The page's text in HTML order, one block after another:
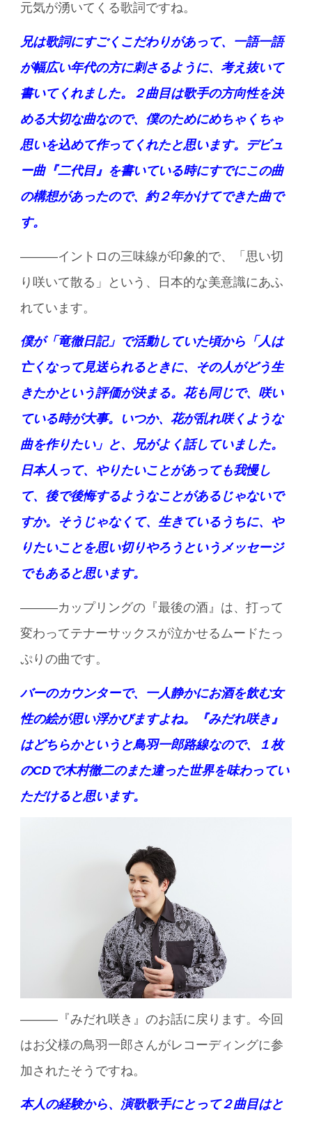
元気が湧いてくる歌詞ですね。
兄は歌詞にすごくこだわりがあって、一語一語
が幅広い年代の方に刺さるように、考え抜いて
書いてくれました。２曲目は歌手の方向性を決
める大切な曲なので、僕のためにめちゃくちゃ
思いを込めて作ってくれたと思います。デビュ
ー曲『二代目』を書いている時にすでにこの曲
の構想があったので、約２年かけてできた曲で
す。
———イントロの三味線が印象的で、「思い切
り咲いて散る」という、日本的な美意識にあふ
れています。
僕が「竜徹日記」で活動していた頃から「人は
亡くなって見送られるときに、その人がどう生
きたかという評価が決まる。花も同じで、咲い
ている時が大事。いつか、花が乱れ咲くような
曲を作りたい」と、兄がよく話していました。
日本人って、やりたいことがあっても我慢し
て、後で後悔するようなことがあるじゃないで
すか。そうじゃなくて、生きているうちに、や
りたいことを思い切りやろうというメッセージ
でもあると思います。
———カップリングの『最後の酒』は、打って
変わってテナーサックスが泣かせるムードたっ
ぷりの曲です。
バーのカウンターで、一人静かにお酒を飲む女
性の絵が思い浮かびますよね。『みだれ咲き』
はどちらかというと鳥羽一郎路線なので、１枚
のCDで木村徹二のまた違った世界を味わってい
ただけると思います。
———『みだれ咲き』のお話に戻ります。今回
はお父様の鳥羽一郎さんがレコーディングに参
加されたそうですね。
本人の経験から、演歌歌手にとって２曲目はと